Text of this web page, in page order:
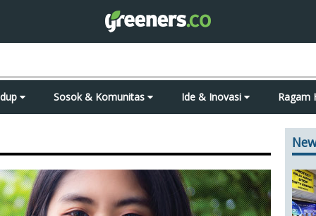
Sosok & Komunitas Ide & Inovasi Ragam